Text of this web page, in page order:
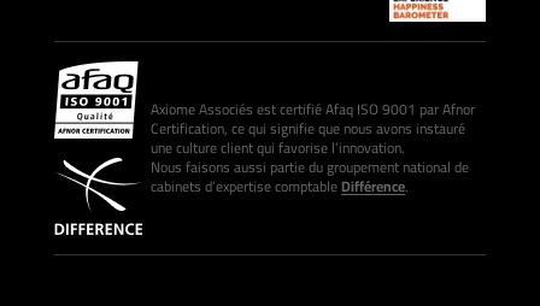
Axiome Associés est certifié Afaq ISO 9001 par Afnor
Certification, ce qui signifie que nous avons instauré
une culture client qui favorise l’innovation.
Nous faisons aussi partie du groupement national de
cabinets d’expertise comptableDifférence.